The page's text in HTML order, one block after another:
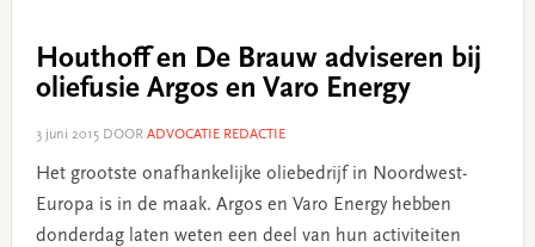
Houthoff en De Brauw adviseren bij
oliefusie Argos en Varo Energy
3 juni 2015DOOR ADVOCATIE REDACTIE
Het grootste onafhankelijke oliebedrijf in Noordwest-
Europa is in de maak. Argos en Varo Energy hebben
donderdag laten weten een deel van hun activiteiten